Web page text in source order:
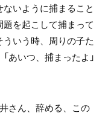
いように捕まること
を起こして捕まって
いう時、周りの子た
あいつ、捕まったよ」
さん、辞める、この